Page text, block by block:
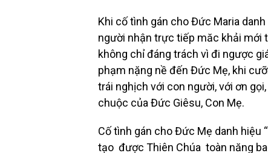
Khi cố tình gán cho Đức Maria
người nhận trực tiếp măc khải mới
không chỉ đáng trách vì đi ngược
phạm nặng nề đến Đức Mẹ, khi
trái nghịch với con người, với ơn
chuộc của Đức Giêsu, Con Mẹ.
Cố tình gán cho Đức Mẹ danh hiệu
tạo được Thiên Chúa toàn năng